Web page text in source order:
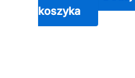
koszyka